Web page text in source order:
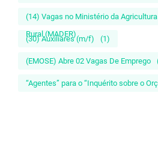
(14) Vagas no Ministério da
Rural (MADER)
(30) Auxiliares (m/f) (1)
(EMOSE) Abre 02 Vagas De Emprego
“Agentes” para o “Inquérito sobre o